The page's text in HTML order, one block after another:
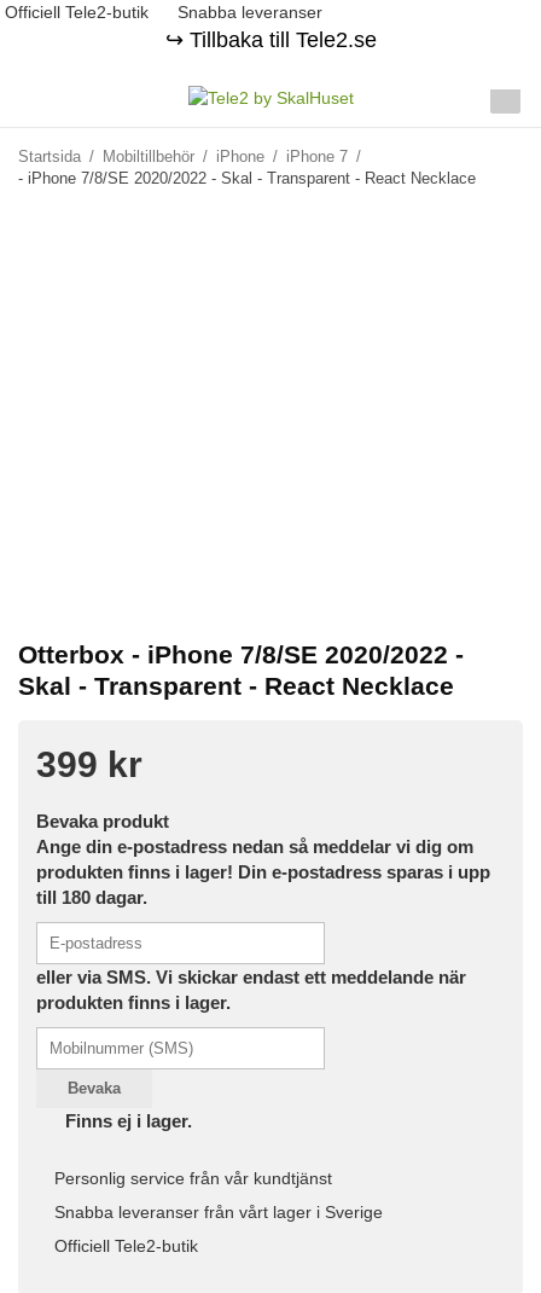
Officiell Tele2-butik Snabba leveranser
↪️ Tillbaka till Tele2.se
Startsida / Mobiltillbehör / iPhone / iPhone 7 /
- iPhone 7/8/SE 2020/2022 - Skal - Transparent - React Necklace
Otterbox - iPhone 7/8/SE 2020/2022 -
Skal - Transparent - React Necklace
399 kr
Bevaka produkt
Ange din e-postadress nedan så meddelar vi dig om
produkten finns i lager! Din e-postadress sparas i upp
till 180 dagar.
eller via SMS. Vi skickar endast ett meddelande när
produkten finns i lager.
Bevaka
Finns ej i lager.
Personlig service från vår kundtjänst
Snabba leveranser från vårt lager i Sverige
Officiell Tele2-butik